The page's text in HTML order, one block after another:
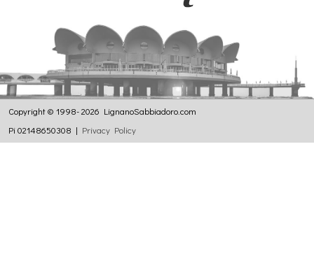
Copyright © 1998- 2026 LignanoSabbiadoro.com
Pi 02148650308 | Privacy Policy